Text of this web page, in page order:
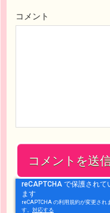
コメント